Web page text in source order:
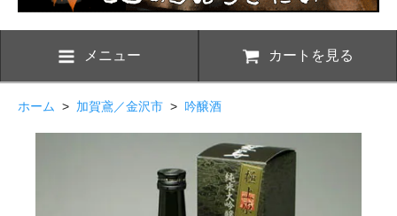
メニュー カートを見る
ホーム > 加賀鳶／金沢市 > 吟醸酒